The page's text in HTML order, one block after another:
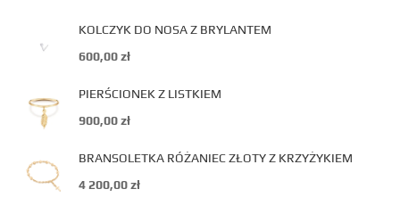
KOLCZYK DO NOSA Z BRYLANTEM
600,00zł
PIERŚCIONEK Z LISTKIEM
900,00zł
BRANSOLETKA RÓŻANIEC ZŁOTY Z KRZYŻYKIEM
4 200,00zł